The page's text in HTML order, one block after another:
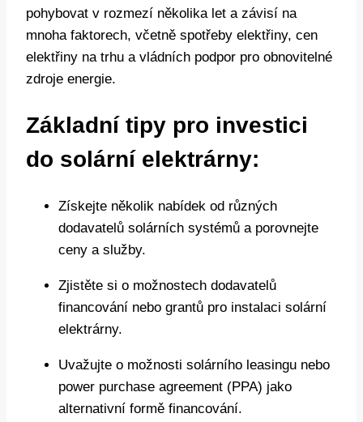
pohybovat v rozmezí několika let a závisí na
mnoha faktorech, včetně spotřeby elektřiny, cen
elektřiny na trhu a vládních podpor pro obnovitelné
zdroje energie.
Základní tipy pro investici
do solární elektrárny:
Získejte několik nabídek od různých
dodavatelů solárních systémů a porovnejte
ceny a služby.
Zjistěte si o možnostech dodavatelů
financování nebo grantů pro instalaci solární
elektrárny.
Uvažujte o možnosti solárního leasingu nebo
power purchase agreement (PPA) jako
alternativní formě financování.